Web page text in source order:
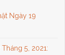
Ngày 19
5, 2021: